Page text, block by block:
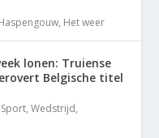
, Het weer
lonen: Truiense
Belgische titel
Sport,Wedstrijd,